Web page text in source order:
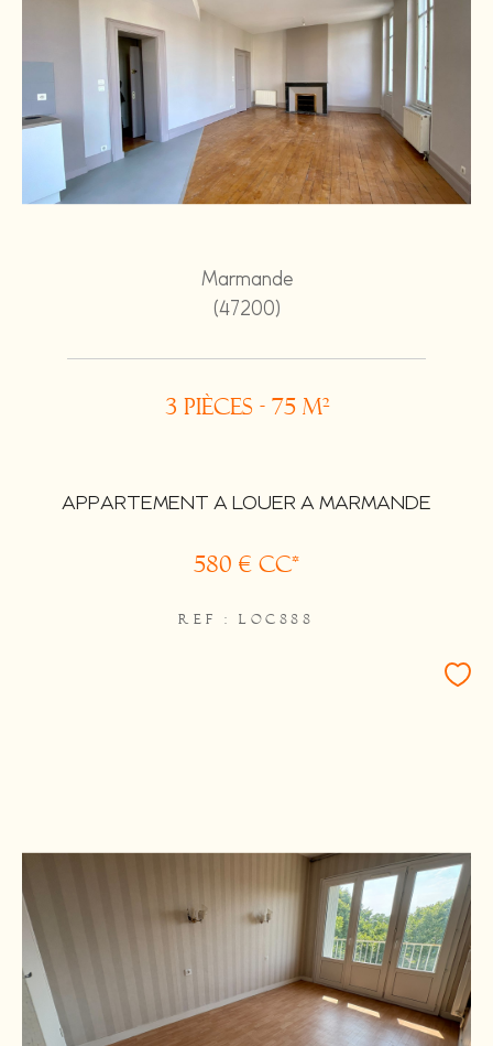
Marmande
(47200)
3 pièces - 75 m²
APPARTEMENT A LOUER A MARMANDE
580 € CC*
REF : LOC888